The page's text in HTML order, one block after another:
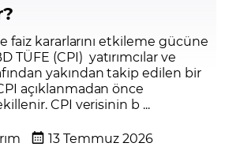
faiz kararlarını etkileme gücüne
TÜFE (CPI) yatırımcılar ve
yakından takip edilen bir
açıklanmadan önce
CPI verisinin b ...
13 Temmuz 2026